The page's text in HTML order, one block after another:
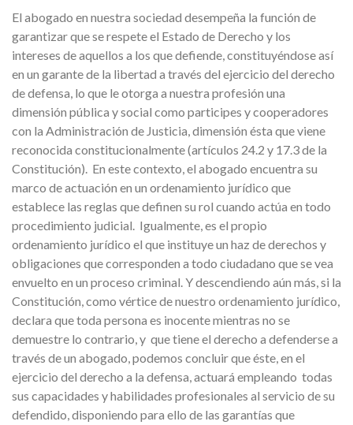
El abogado en nuestra sociedad desempeña la función de
garantizar que se respete el Estado de Derecho y los
intereses de aquellos a los que defiende, constituyéndose así
en un garante de la libertad a través del ejercicio del derecho
de defensa, lo que le otorga a nuestra profesión una
dimensión pública y social como participes y cooperadores
con la Administración de Justicia, dimensión ésta que viene
reconocida constitucionalmente (artículos 24.2 y 17.3 de la
Constitución). En este contexto, el abogado encuentra su
marco de actuación en un ordenamiento jurídico que
establece las reglas que definen su rol cuando actúa en todo
procedimiento judicial. Igualmente, es el propio
ordenamiento jurídico el que instituye un haz de derechos y
obligaciones que corresponden a todo ciudadano que se vea
envuelto en un proceso criminal. Y descendiendo aún más, si la
Constitución, como vértice de nuestro ordenamiento jurídico,
declara que toda persona es inocente mientras no se
demuestre lo contrario, y que tiene el derecho a defenderse a
través de un abogado, podemos concluir que éste, en el
ejercicio del derecho a la defensa, actuará empleando todas
sus capacidades y habilidades profesionales al servicio de su
defendido, disponiendo para ello de las garantías que